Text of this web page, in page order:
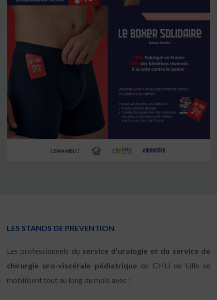
LES STANDS DE PREVENTION
Les professionnels du service d’urologie et du service de
chirurgie uro-viscérale pédiatrique du CHU de Lille se
mobilisent tout au long du mois avec :